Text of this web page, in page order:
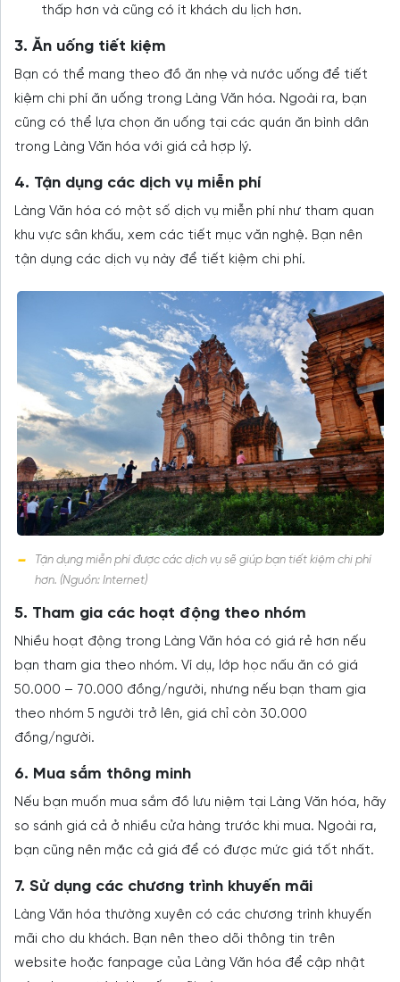
thấp hơn và cũng có ít khách du lịch hơn.
3. Ăn uống tiết kiệm
Bạn có thể mang theo đồ ăn nhẹ và nước uống để tiết
kiệm chi phí ăn uống trong Làng Văn hóa. Ngoài ra, bạn
cũng có thể lựa chọn ăn uống tại các quán ăn bình dân
trong Làng Văn hóa với giá cả hợp lý.
4. Tận dụng các dịch vụ miễn phí
Làng Văn hóa có một số dịch vụ miễn phí như tham quan
khu vực sân khấu, xem các tiết mục văn nghệ. Bạn nên
tận dụng các dịch vụ này để tiết kiệm chi phí.
Tận dụng miễn phí được các dịch vụ sẽ giúp bạn tiết kiệm chi phí
hơn. (Nguồn: Internet)
5. Tham gia các hoạt động theo nhóm
Nhiều hoạt động trong Làng Văn hóa có giá rẻ hơn nếu
bạn tham gia theo nhóm. Ví dụ, lớp học nấu ăn có giá
50.000 – 70.000 đồng/người, nhưng nếu bạn tham gia
theo nhóm 5 người trở lên, giá chỉ còn 30.000
đồng/người.
6. Mua sắm thông minh
Nếu bạn muốn mua sắm đồ lưu niệm tại Làng Văn hóa, hãy
so sánh giá cả ở nhiều cửa hàng trước khi mua. Ngoài ra,
bạn cũng nên mặc cả giá để có được mức giá tốt nhất.
7. Sử dụng các chương trình khuyến mãi
Làng Văn hóa thường xuyên có các chương trình khuyến
mãi cho du khách. Bạn nên theo dõi thông tin trên
website hoặc fanpage của Làng Văn hóa để cập nhật